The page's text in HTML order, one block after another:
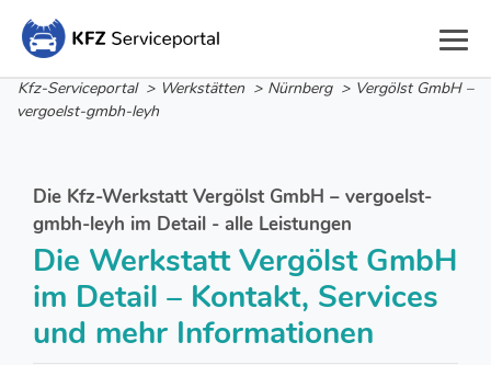
Kfz-Serviceportal > Werkstätten > Nürnberg > Vergölst GmbH –
vergoelst-gmbh-leyh
Die Kfz-Werkstatt Vergölst GmbH – vergoelst-
gmbh-leyh im Detail - alle Leistungen
Die Werkstatt Vergölst GmbH
im Detail – Kontakt, Services
und mehr Informationen